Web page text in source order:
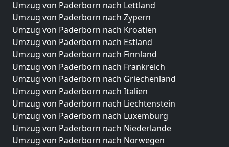
Umzug von Paderborn nach Lettland
Umzug von Paderborn nach Zypern
Umzug von Paderborn nach Kroatien
Umzug von Paderborn nach Estland
Umzug von Paderborn nach Finnland
Umzug von Paderborn nach Frankreich
Umzug von Paderborn nach Griechenland
Umzug von Paderborn nach Italien
Umzug von Paderborn nach Liechtenstein
Umzug von Paderborn nach Luxemburg
Umzug von Paderborn nach Niederlande
Umzug von Paderborn nach Norwegen